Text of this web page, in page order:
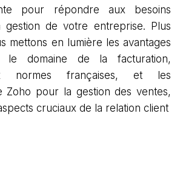
pour répondre aux besoins
gestion de votre entreprise. Plus
mettons en lumière les avantages
le domaine de la facturation,
normes françaises, et les
Zoho pour la gestion des ventes,
cruciaux de la relation client